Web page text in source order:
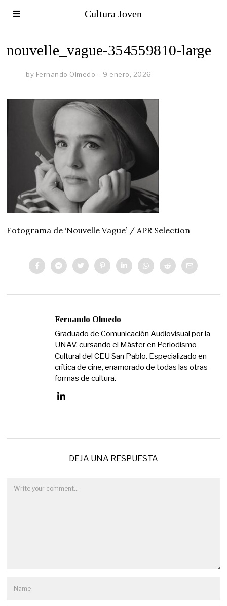
Cultura Joven
nouvelle_vague-354559810-large
by Fernando Olmedo 9 enero, 2026
Fotograma de ‘Nouvelle Vague’ / APR Selection
Fernando Olmedo
Graduado de Comunicación Audiovisual por la
UNAV, cursando el Máster en Periodismo
Cultural del CEU San Pablo. Especializado en
crítica de cine, enamorado de todas las otras
formas de cultura.
DEJA UNA RESPUESTA